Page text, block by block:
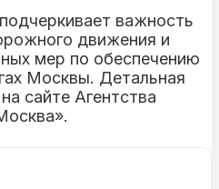
важность
движения и
мер по обеспечению
Москвы. Детальная
сайте Агентства